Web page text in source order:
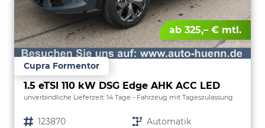
ab 325,– € mtl.
Cupra Formentor
1.5 eTSI 110 kW DSG Edge AHK ACC LED
unverbindliche Lieferzeit: 14 Tage Fahrzeug mit Tageszulassung
Fahrzeugnr. 123870 Getriebe Automatik